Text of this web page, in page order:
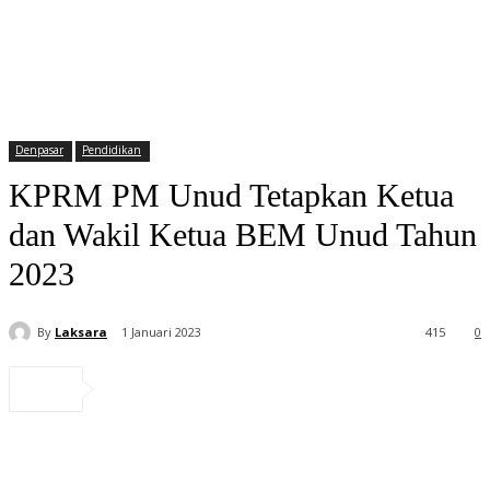
Denpasar Pendidikan
KPRM PM Unud Tetapkan Ketua
dan Wakil Ketua BEM Unud Tahun
2023
By Laksara 1 Januari 2023 0
415